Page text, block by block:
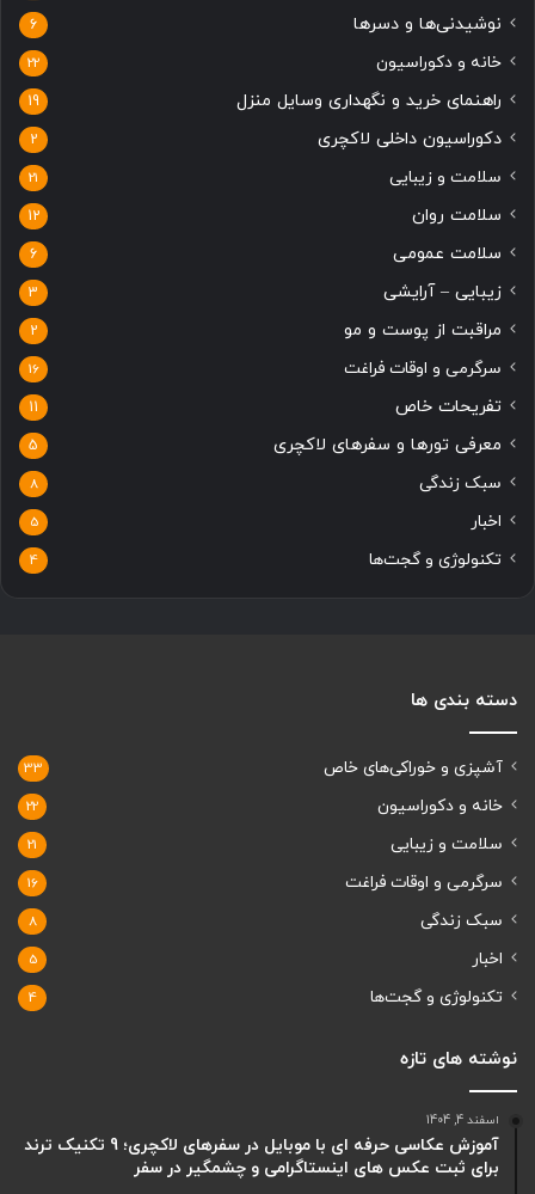
نوشیدنی‌ها و دسرها 6
خانه و دکوراسیون 22
راهنمای خرید و نگهداری وسایل منزل 19
دکوراسیون داخلی لاکچری 2
سلامت و زیبایی 21
سلامت روان 12
سلامت عمومی 6
زیبایی – آرایشی 3
مراقبت از پوست و مو 2
سرگرمی و اوقات فراغت 16
تفریحات خاص 11
معرفی تورها و سفرهای لاکچری 5
سبک زندگی 8
اخبار 5
تکنولوژی و گجت‌ها 4
دسته بندی ها
آشپزی و خوراکی‌های خاص 33
خانه و دکوراسیون 22
سلامت و زیبایی 21
سرگرمی و اوقات فراغت 16
سبک زندگی 8
اخبار 5
تکنولوژی و گجت‌ها 4
نوشته های تازه
اسفند 4, 1404
آموزش عکاسی حرفه ای با موبایل در سفرهای لاکچری؛ 9 تکنیک ترند
برای ثبت عکس های اینستاگرامی و چشمگیر در سفر